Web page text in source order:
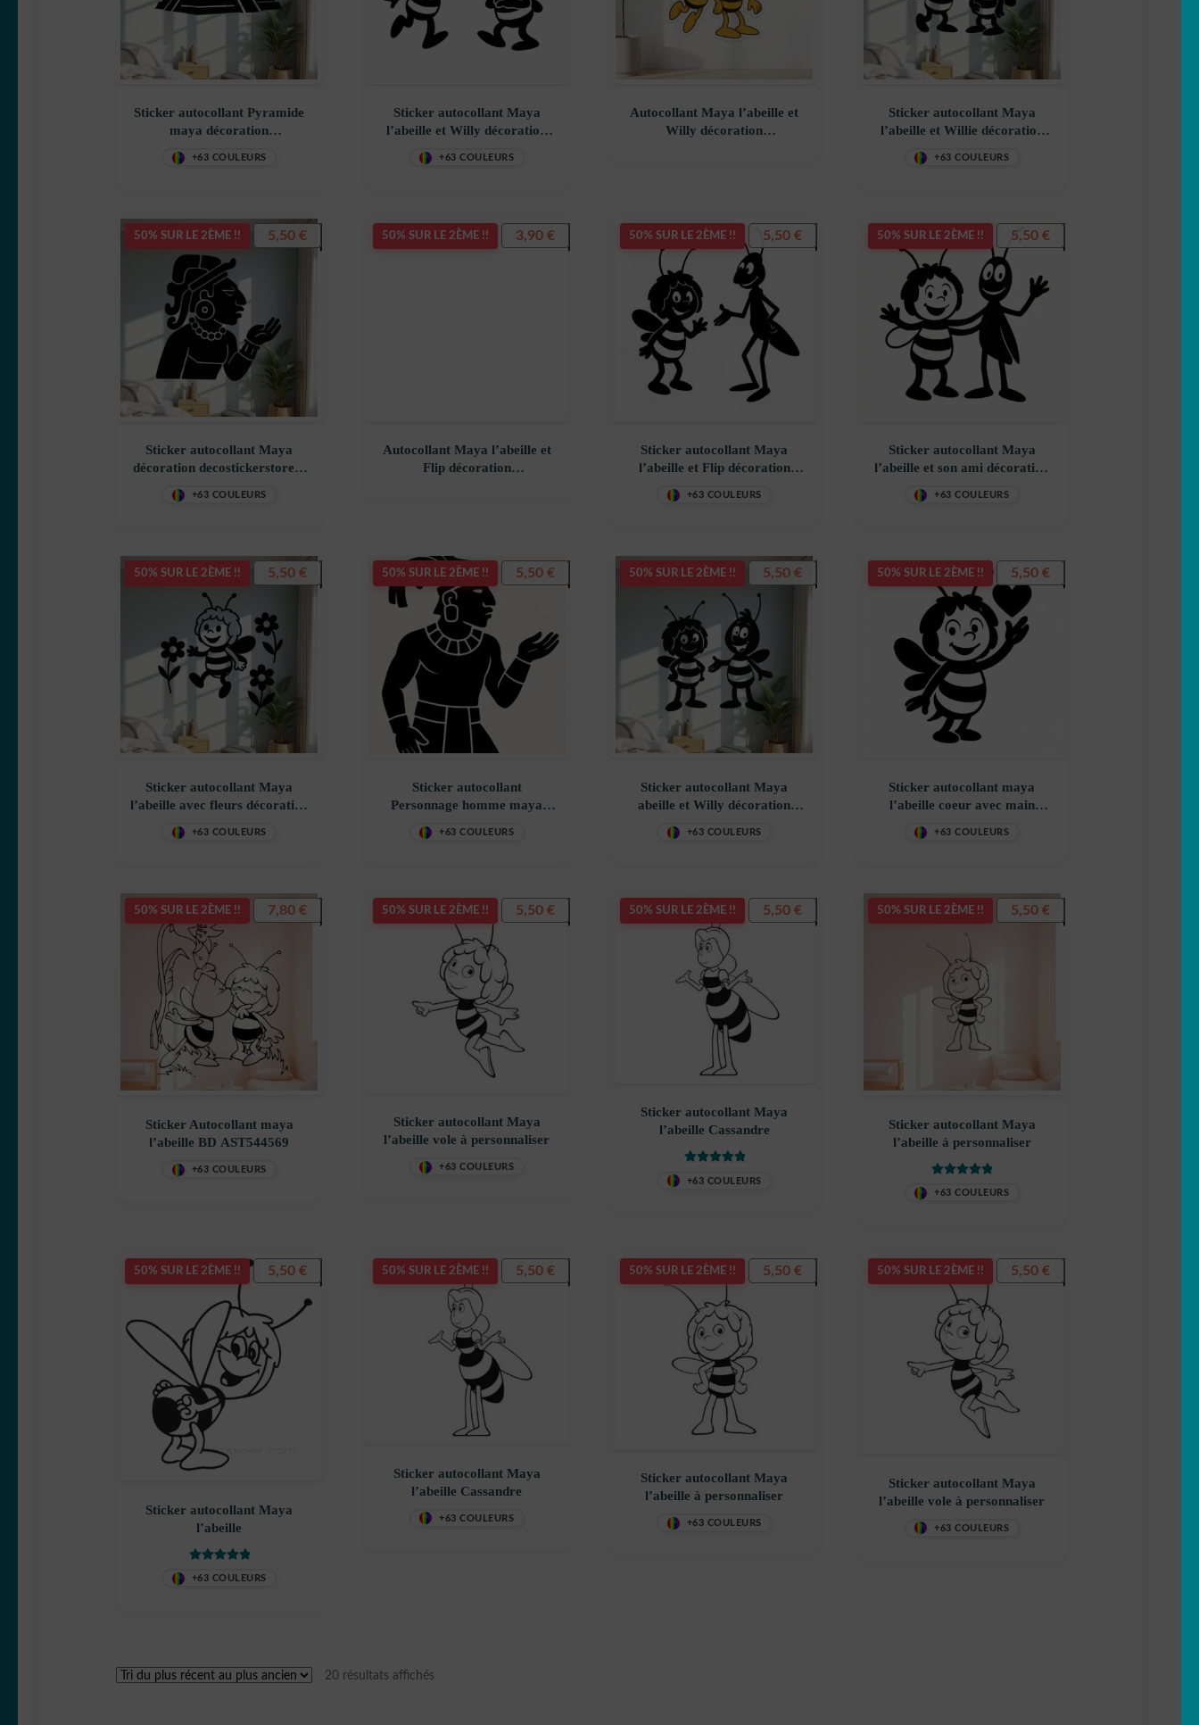
Sticker autocollant Pyramide
maya décoration
decostickerstore – QQKWI0
+63 COULEURS
Sticker autocollant Maya
l’abeille et Willy décoration
decostickerstore – Y8TD6V
+63 COULEURS
Autocollant Maya l’abeille et
Willy décoration
Sticker autocollant Maya
l’abeille et Willie décoration
decostickerstore – GJPX2D
+63 COULEURS
50% SUR LE 2ÈME !!
Sticker autocollant Maya
décoration decostickerstore –
+63 COULEURS
5,50€ 50% SUR LE 2ÈME !!
Autocollant Maya l’abeille et
Flip décoration
3,90 € 50% SUR LE 2ÈME !!
Sticker autocollant Maya
l’abeille et Flip décoration
+63 COULEURS
5,50€ 50% SUR LE 2ÈME !!
Sticker autocollant Maya
l’abeille et son ami décoration
+63 COULEURS
5,50 €
50% SUR LE 2ÈME !!
Sticker autocollant Maya
l’abeille avec fleurs décoration
+63 COULEURS
5,50€ 50% SUR LE 2ÈME !!
Sticker autocollant
Personnage homme maya
+63 COULEURS
5,50 € 50% SUR LE 2ÈME !!
Sticker autocollant Maya
abeille et Willy décoration
+63 COULEURS
5,50€ 50% SUR LE 2ÈME !!
Sticker autocollant maya
l’abeille coeur avec main
+63 COULEURS
5,50 €
50% SUR LE 2ÈME !!
Sticker Autocollant maya
l’abeille BD AST544569
+63 COULEURS
7,80€ 50% SUR LE 2ÈME !!
Sticker autocollant Maya
l’abeille vole à personnaliser
+63 COULEURS
5,50 € 50% SUR LE 2ÈME !!
Sticker autocollant Maya
l’abeille Cassandre
+63 COULEURS
5,50€ 50% SUR LE 2ÈME !!
Sticker autocollant Maya
l’abeille à personnaliser
+63 COULEURS
5,50 €
50% SUR LE 2ÈME !!
Sticker autocollant Maya
l’abeille
+63 COULEURS
5,50€ 50% SUR LE 2ÈME !!
Sticker autocollant Maya
l’abeille Cassandre
+63 COULEURS
5,50 € 50% SUR LE 2ÈME !!
Sticker autocollant Maya
l’abeille à personnaliser
+63 COULEURS
5,50€ 50% SUR LE 2ÈME !!
Sticker autocollant Maya
l’abeille vole à personnaliser
+63 COULEURS
5,50 €
20 résultats affichés